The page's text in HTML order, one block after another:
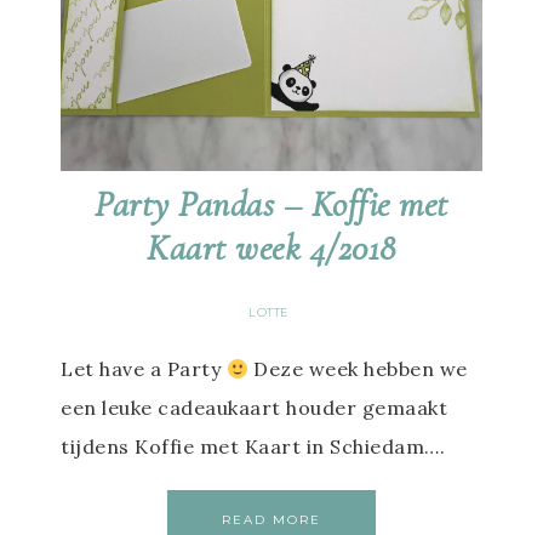
Party Pandas – Koffie met
Kaart week 4/2018
LOTTE
Let have a Party
Deze week hebben we
een leuke cadeaukaart houder gemaakt
tijdens Koffie met Kaart in Schiedam….
READ MORE